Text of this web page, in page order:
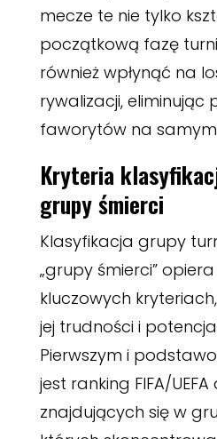
mecze te nie tylko
początkową fazę
również wpłynąć na
rywalizacji, eliminując
faworytów na
Kryteria
grupy śmierci
Klasyfikacja grupy
„grupy śmierci”
kluczowych
jej trudności i
Pierwszym i
jest ranking FIFA/UEFA
znajdujących się w